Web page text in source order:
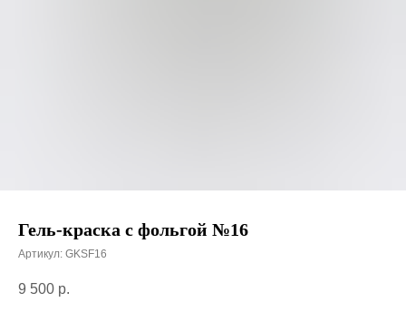
Гель-краска с фольгой №16
Артикул: GKSF16
9 500 р.